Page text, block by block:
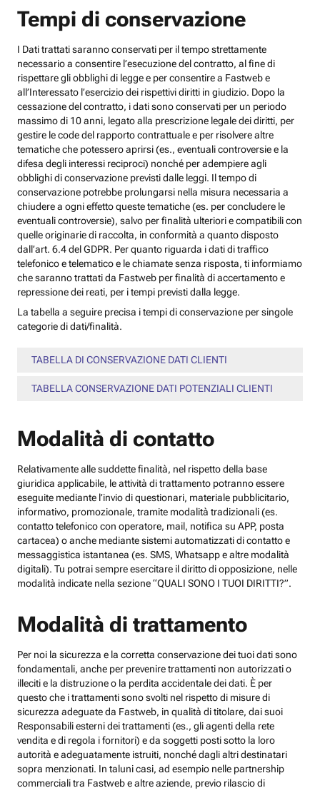
Tempi di conservazione
I Dati trattati saranno conservati per il tempo strettamente
necessario a consentire l’esecuzione del contratto, al fine di
rispettare gli obblighi di legge e per consentire a Fastweb e
all’Interessato l’esercizio dei rispettivi diritti in giudizio. Dopo la
cessazione del contratto, i dati sono conservati per un periodo
massimo di 10 anni, legato alla prescrizione legale dei diritti, per
gestire le code del rapporto contrattuale e per risolvere altre
tematiche che potessero aprirsi (es., eventuali controversie e la
difesa degli interessi reciproci) nonché per adempiere agli
obblighi di conservazione previsti dalle leggi. Il tempo di
conservazione potrebbe prolungarsi nella misura necessaria a
chiudere a ogni effetto queste tematiche (es. per concludere le
eventuali controversie), salvo per finalità ulteriori e compatibili con
quelle originarie di raccolta, in conformità a quanto disposto
dall’art. 6.4 del GDPR. Per quanto riguarda i dati di traffico
telefonico e telematico e le chiamate senza risposta, ti informiamo
che saranno trattati da Fastweb per finalità di accertamento e
repressione dei reati, per i tempi previsti dalla legge.
La tabella a seguire precisa i tempi di conservazione per singole
categorie di dati/finalità.
TABELLA DI CONSERVAZIONE DATI CLIENTI
TABELLA CONSERVAZIONE DATI POTENZIALI CLIENTI
Modalità di contatto
Relativamente alle suddette finalità, nel rispetto della base
giuridica applicabile, le attività di trattamento potranno essere
eseguite mediante l’invio di questionari, materiale pubblicitario,
informativo, promozionale, tramite modalità tradizionali (es.
contatto telefonico con operatore, mail, notifica su APP, posta
cartacea) o anche mediante sistemi automatizzati di contatto e
messaggistica istantanea (es. SMS, Whatsapp e altre modalità
digitali). Tu potrai sempre esercitare il diritto di opposizione, nelle
modalità indicate nella sezione “QUALI SONO I TUOI DIRITTI?”.
Modalità di trattamento
Per noi la sicurezza e la corretta conservazione dei tuoi dati sono
fondamentali, anche per prevenire trattamenti non autorizzati o
illeciti e la distruzione o la perdita accidentale dei dati. È per
questo che i trattamenti sono svolti nel rispetto di misure di
sicurezza adeguate da Fastweb, in qualità di titolare, dai suoi
Responsabili esterni dei trattamenti (es., gli agenti della rete
vendita e di regola i fornitori) e da soggetti posti sotto la loro
autorità e adeguatamente istruiti, nonché dagli altri destinatari
sopra menzionati. In taluni casi, ad esempio nelle partnership
commerciali tra Fastweb e altre aziende, previo rilascio di